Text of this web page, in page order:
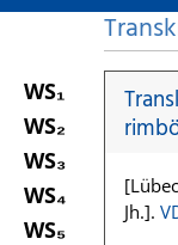
WS₁
WS₂
WS₃
WS₄
WS₅
Jh.].